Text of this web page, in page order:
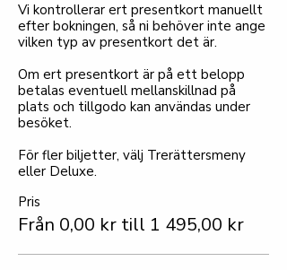
Vi kontrollerar ert presentkort manuellt
efter bokningen, så ni behöver inte ange
vilken typ av presentkort det är.
Om ert presentkort är på ett belopp
betalas eventuell mellanskillnad på
plats och tillgodo kan användas under
besöket.
För fler biljetter, välj Trerättersmeny
eller Deluxe.
Pris
Från 0,00 kr till 1 495,00 kr